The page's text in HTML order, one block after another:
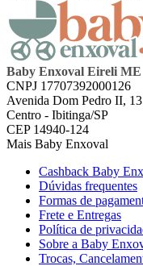
Baby Enxoval Eireli ME
CNPJ 17707392000126
Avenida Dom Pedro II,
Centro - Ibitinga/SP
CEP 14940-124
Mais Baby Enxoval
Cashback Baby
Dúvidas frequentes
Formas de
Frete e Entregas
Política de
Sobre a Baby
Trocas,